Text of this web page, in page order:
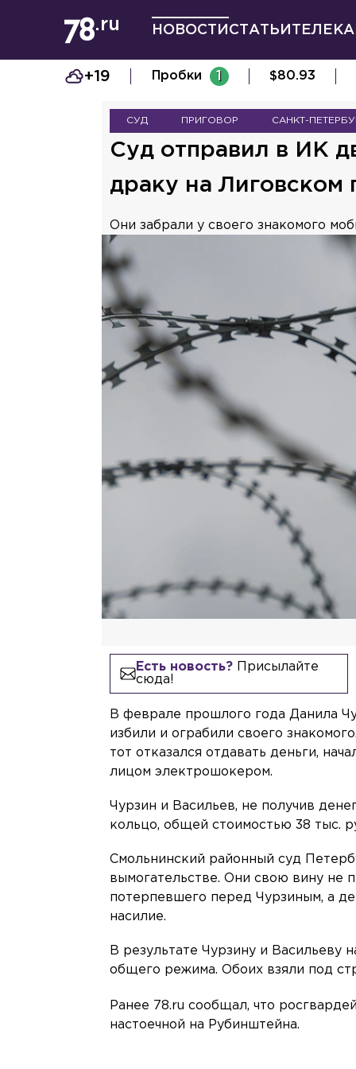
НОВОСТИ СТАТЬИ
+19 Пробки 1 $80.93
СУД ПРИГОВОР САНКТ-
Суд отправил в ИК
драку на Лиговском
Они забрали у своего знакомого
Есть новость?Присылайте
сюда!
В феврале прошлого года Данила
избили и ограбили своего
тот отказался отдавать деньги,
лицом электрошокером.
Чурзин и Васильев, не получив
кольцо, общей стоимостью 38 тыс.
Смольнинский районный суд
вымогательстве. Они свою вину не
потерпевшего перед Чурзиным, а
насилие.
В результате Чурзину и Васильеву
общего режима. Обоих взяли под
Ранее 78.ru сообщал, что
настоечной на Рубинштейна.